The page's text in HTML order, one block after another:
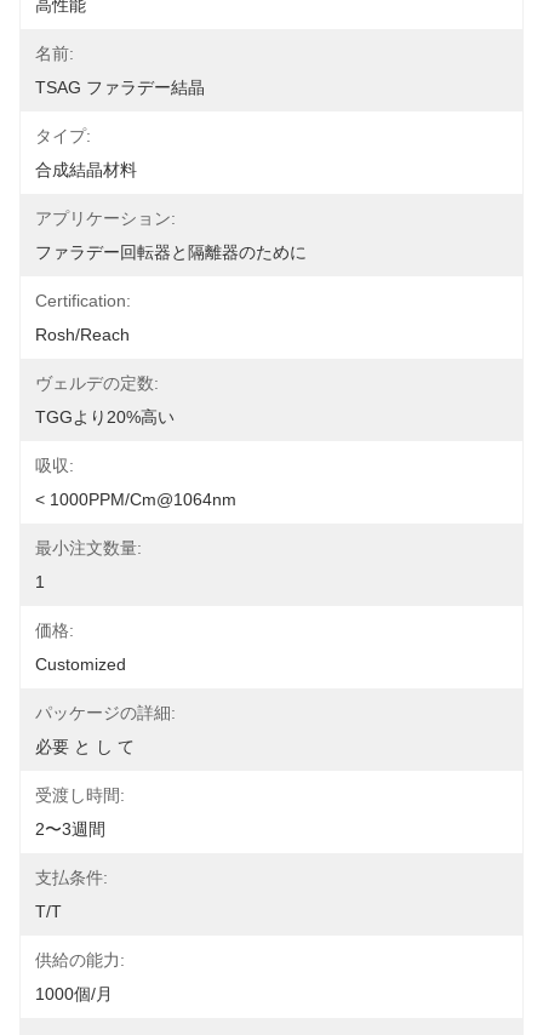
高性能
名前:
TSAG ファラデー結晶
タイプ:
合成結晶材料
アプリケーション:
ファラデー回転器と隔離器のために
Certification:
Rosh/Reach
ヴェルデの定数:
TGGより20%高い
吸収:
< 1000PPM/cm@1064nm
最小注文数量:
1
価格:
Customized
パッケージの詳細:
必要 と し て
受渡し時間:
2〜3週間
支払条件:
T/T
供給の能力:
1000個/月